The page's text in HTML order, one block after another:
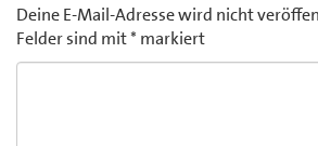
Deine E-Mail-Adresse wird nicht
Felder sind mit* markiert
Comment